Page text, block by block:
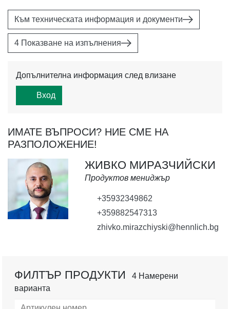
Към техническата информация и документи
4 Показване на изпълнения
Допълнителна информация след влизане
Вход
ИМАТЕ ВЪПРОСИ? НИЕ СМЕ НА
РАЗПОЛОЖЕНИЕ!
ЖИВКО МИРАЗЧИЙСКИ
Продуктов мениджър
+35932349862
+359882547313
zhivko.mirazchiyski@hennlich.bg
ФИЛТЪР ПРОДУКТИ
4 Намерени
варианта